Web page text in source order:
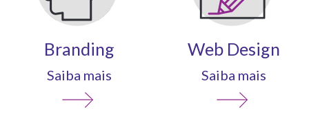
Branding
Saiba mais
Web Design
Saiba mais